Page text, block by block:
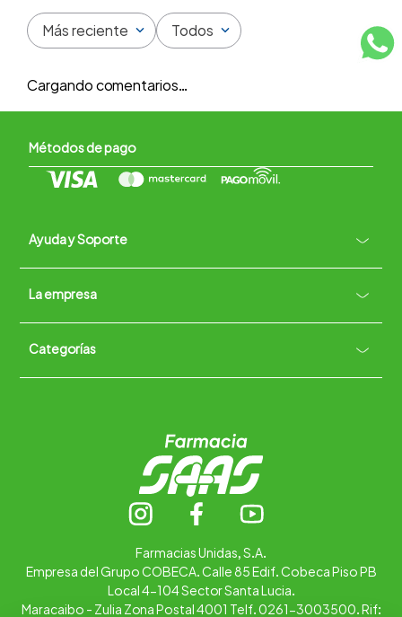
Más reciente Todos
Cargando comentarios…
Métodos de pago
Ayuda y Soporte +
Contacto vía WhatsApp
Términos y condiciones
La empresa +
Quiénes somos
Trabaja con nosotros
Categorías +
Farmacias Unidas, S.A.
Empresa del Grupo COBECA. Calle 85 Edif. Cobeca Piso PB
Local 4-104 Sector Santa Lucia.
Maracaibo - Zulia Zona Postal 4001 Telf. 0261-3003500. Rif: